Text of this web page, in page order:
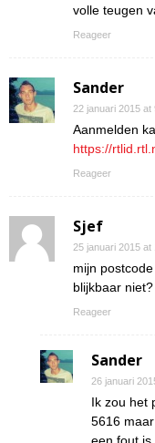
volle teugen
Reageer
Sander
22 januari 2015 at
Aanmelden
https://
Reageer
Sjef
25 januari 2015 at
mijn
blijkbaar niet?
Reageer
Sander
26 januari
Ik zou het
5616